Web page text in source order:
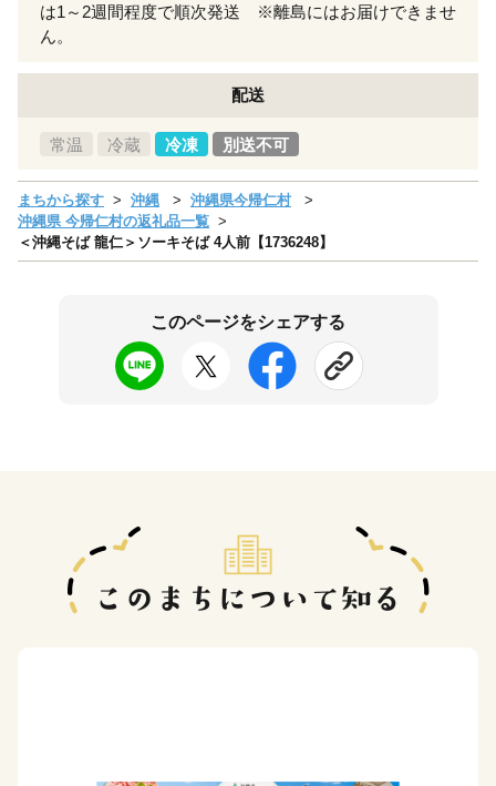
は1～2週間程度で順次発送 ※離島にはお届けできませ
ん。
配送
常温 冷蔵 冷凍 別送不可
まちから探す 沖縄
沖縄県今帰仁村
沖縄県 今帰仁村の返礼品一覧
＜沖縄そば 龍仁＞ソーキそば 4人前【1736248】
このページをシェアする